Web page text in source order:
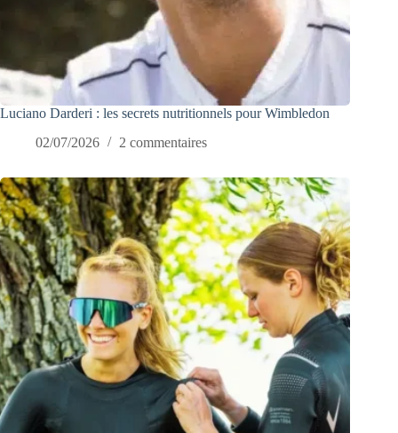
Luciano Darderi : les secrets nutritionnels pour Wimbledon
02/07/2026
2 commentaires